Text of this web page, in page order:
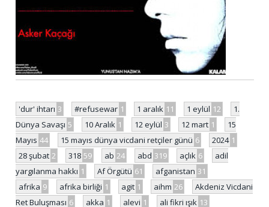
'dur' ihtarı 3 #refusewar 1 1 aralık 11 1 eylül 12
1.
Dünya Savaşı 5 10 Aralık 1 12 eylül 3 12 mart 1
15
Mayıs 44 15 mayıs dünya vicdani retçiler günü 6 2024 1
28 şubat 2 318 59 ab 24 abd 319 açlık 6
adil
yargılanma hakkı 1 Af Örgütü 61 afganistan 31
afrika 9 afrika birliği 1 agit 1 aihm 26
Akdeniz Vicdani
Ret Buluşması 6 akka 1 alevi 1 ali fikri ışık 13